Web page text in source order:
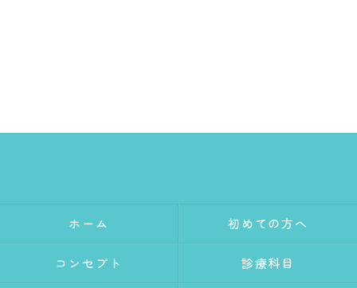
ホーム 初めての方へ
コンセプト 診療科目